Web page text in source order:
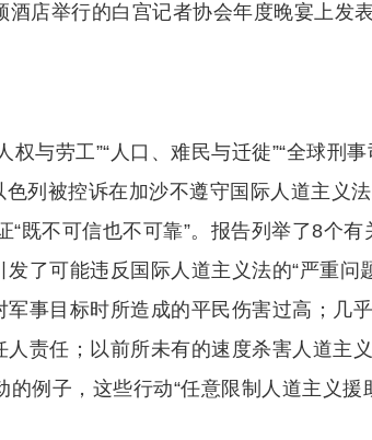
店举行的白宫记者协会年度晚宴上发表
与劳工”“人口、难民与迁徙”“全球刑事
列被控诉在加沙不遵守国际人道主义
既不可信也不可靠”。报告列举了8个有
了可能违反国际人道主义法的“严重问
事目标时所造成的平民伤害过高；几
责任；以前所未有的速度杀害人道主
例子，这些行动“任意限制人道主义援